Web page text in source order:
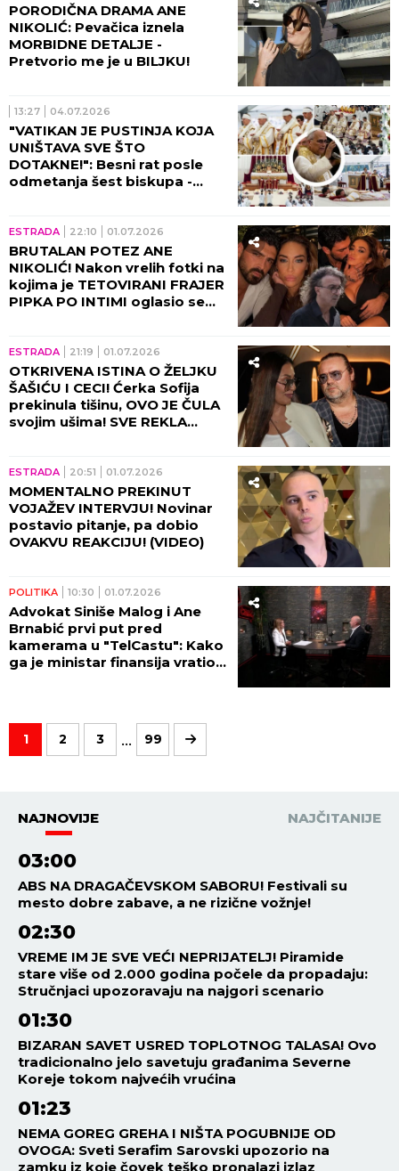
PORODIČNA DRAMA ANE
NIKOLIĆ: Pevačica iznela
MORBIDNE DETALJE -
Pretvorio me je u BILJKU!
13:27 04.07.2026
"VATIKAN JE PUSTINJA KOJA
UNIŠTAVA SVE ŠTO
DOTAKNE!": Besni rat posle
odmetanja šest biskupa -
sveta!
ESTRADA 22:10 01.07.2026
BRUTALAN POTEZ ANE
NIKOLIĆ! Nakon vrelih fotki na
kojima je TETOVIRANI FRAJER
PIPKA PO INTIMI oglasio se
ESTRADA 21:19 01.07.2026
OTKRIVENA ISTINA O ŽELJKU
ŠAŠIĆU I CECI! Ćerka Sofija
prekinula tišinu, OVO JE ČULA
svojim ušima! SVE REKLA
ESTRADA 20:51 01.07.2026
MOMENTALNO PREKINUT
VOJAŽEV INTERVJU! Novinar
postavio pitanje, pa dobio
OVAKVU REAKCIJU! (VIDEO)
POLITIKA 10:30 01.07.2026
Advokat Siniše Malog i Ane
Brnabić prvi put pred
kamerama u "TelCastu": Kako
ga je ministar finansija vratio
1 2 3 ... 99
NAJNOVIJE NAJČITANIJE
03:00
ABS NA DRAGAČEVSKOM SABORU! Festivali su
mesto dobre zabave, a ne rizične vožnje!
02:30
VREME IM JE SVE VEĆI NEPRIJATELJ! Piramide
stare više od 2.000 godina počele da propadaju:
Stručnjaci upozoravaju na najgori scenario
01:30
BIZARAN SAVET USRED TOPLOTNOG TALASA! Ovo
tradicionalno jelo savetuju građanima Severne
Koreje tokom najvećih vrućina
01:23
NEMA GOREG GREHA I NIŠTA POGUBNIJE OD
OVOGA: Sveti Serafim Sarovski upozorio na
zamku iz koje čovek teško pronalazi izlaz